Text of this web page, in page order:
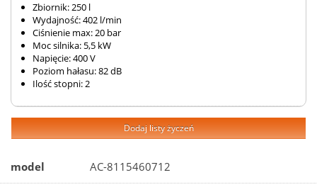
Zbiornik: 250 l
Wydajność: 402 l/min
Ciśnienie max: 20 bar
Moc silnika: 5,5 kW
Napięcie: 400 V
Poziom hałasu: 82 dB
Ilość stopni: 2
Dodaj listy życzeń
model AC-8115460712